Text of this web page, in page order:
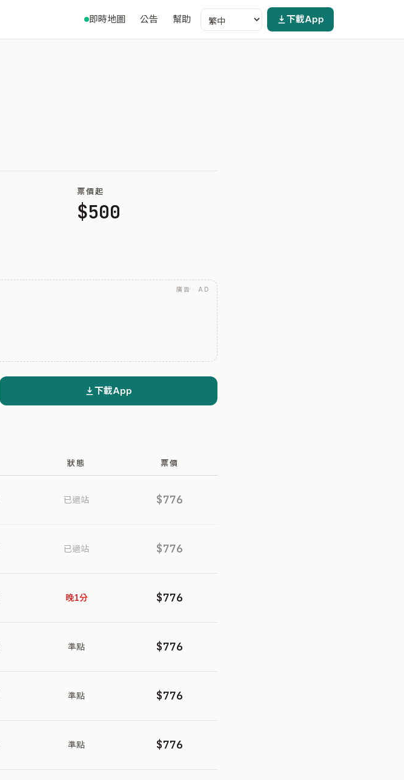
即時地圖 公告 幫助 下載App
票價起
$500
廣告 · AD
下載App
狀態 票價
已過站 $776
已過站 $776
晚1分 $776
準點 $776
準點 $776
準點 $776